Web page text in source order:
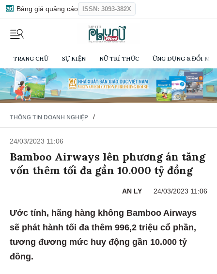
Bảng giá quảng cáo ISSN: 3093-382X
TRANG CHỦ SỰ KIỆN NỮ TRÍ THỨC ỨNG DỤNG & ĐỔI
THÔNG TIN DOANH NGHIỆP /
24/03/2023 11:06
Bamboo Airways lên phương án tăng
vốn thêm tối đa gần 10.000 tỷ đồng
AN LY 24/03/2023 11:06
Ước tính, hãng hàng không Bamboo Airways
sẽ phát hành tối đa thêm 996,2 triệu cổ phần,
tương đương mức huy động gần 10.000 tỷ
đồng.